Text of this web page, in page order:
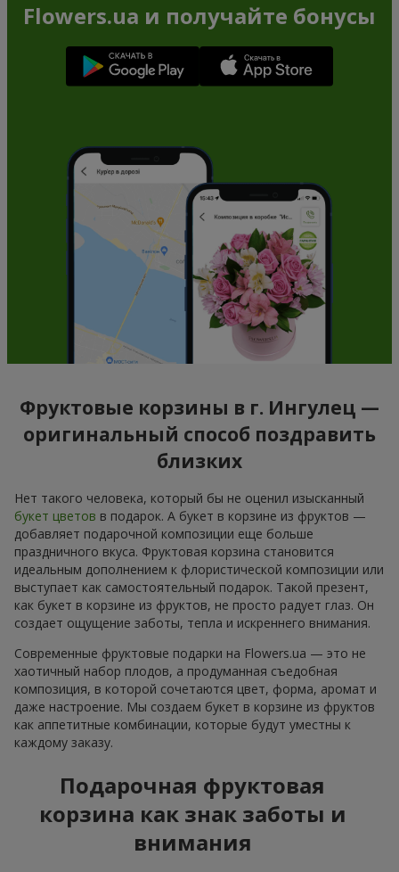
Flowers.ua и получайте бонусы
Фруктовые корзины в г. Ингулец —
оригинальный способ поздравить
близких
Нет такого человека, который бы не оценил изысканный
букет цветов в подарок. А букет в корзине из фруктов —
добавляет подарочной композиции еще больше
праздничного вкуса. Фруктовая корзина становится
идеальным дополнением к флористической композиции или
выступает как самостоятельный подарок. Такой презент,
как букет в корзине из фруктов, не просто радует глаз. Он
создает ощущение заботы, тепла и искреннего внимания.
Современные фруктовые подарки на Flowers.ua — это не
хаотичный набор плодов, а продуманная съедобная
композиция, в которой сочетаются цвет, форма, аромат и
даже настроение. Мы создаем букет в корзине из фруктов
как аппетитные комбинации, которые будут уместны к
каждому заказу.
Подарочная фруктовая
корзина как знак заботы и
внимания